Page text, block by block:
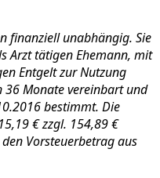
finanziell unabhängig. Sie
Arzt tätigen Ehemann, mit
Entgelt zur Nutzung
36 Monate vereinbart und
bestimmt. Die
€ zzgl. 154,89 €
Vorsteuerbetrag aus